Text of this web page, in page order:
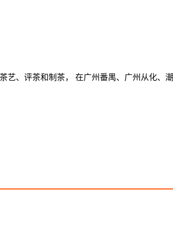
艺、评茶和制茶， 在广州番禺、广州从化、